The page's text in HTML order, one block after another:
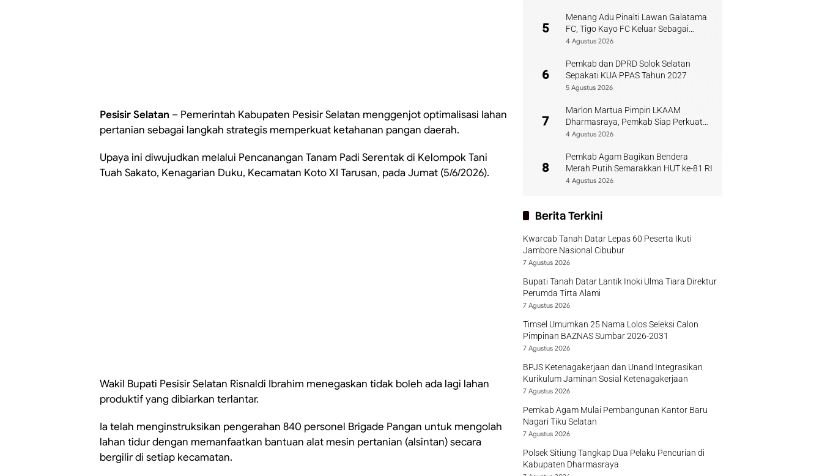
Pesisir Selatan – Pemerintah Kabupaten Pesisir Selatan menggenjot optimalisasi lahan
pertanian sebagai langkah strategis memperkuat ketahanan pangan daerah.
Upaya ini diwujudkan melalui Pencanangan Tanam Padi Serentak di Kelompok Tani
Tuah Sakato, Kenagarian Duku, Kecamatan Koto XI Tarusan, pada Jumat (5/6/2026).
Wakil Bupati Pesisir Selatan Risnaldi Ibrahim menegaskan tidak boleh ada lagi lahan
produktif yang dibiarkan terlantar.
Ia telah menginstruksikan pengerahan 840 personel Brigade Pangan untuk mengolah
lahan tidur dengan memanfaatkan bantuan alat mesin pertanian (alsintan) secara
bergilir di setiap kecamatan.
5
Menang Adu Pinalti Lawan Galatama
FC, Tigo Kayo FC Keluar Sebagai
Juara Piala Walikota Payakumbuh
4 Agustus 2026
6
Pemkab dan DPRD Solok Selatan
Sepakati KUA PPAS Tahun 2027
5 Agustus 2026
7
Marlon Martua Pimpin LKAAM
Dharmasraya, Pemkab Siap Perkuat
Sinergi Adat
4 Agustus 2026
8
Pemkab Agam Bagikan Bendera
Merah Putih Semarakkan HUT ke-81 RI
4 Agustus 2026
Berita Terkini
Kwarcab Tanah Datar Lepas 60 Peserta Ikuti
Jambore Nasional Cibubur
7 Agustus 2026
Bupati Tanah Datar Lantik Inoki Ulma Tiara Direktur
Perumda Tirta Alami
7 Agustus 2026
Timsel Umumkan 25 Nama Lolos Seleksi Calon
Pimpinan BAZNAS Sumbar 2026-2031
7 Agustus 2026
BPJS Ketenagakerjaan dan Unand Integrasikan
Kurikulum Jaminan Sosial Ketenagakerjaan
7 Agustus 2026
Pemkab Agam Mulai Pembangunan Kantor Baru
Nagari Tiku Selatan
7 Agustus 2026
Polsek Sitiung Tangkap Dua Pelaku Pencurian di
Kabupaten Dharmasraya